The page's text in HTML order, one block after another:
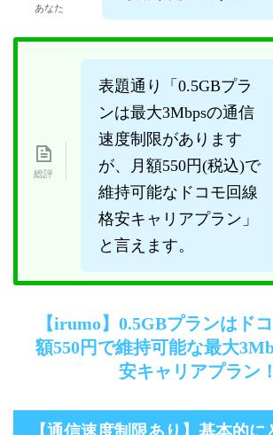
あなた
表題通り「0.5GBプラ
ンは最大3Mbpsの通信
速度制限があります
が、月額550円(税込)で
維持可能なドコモ回線
格安キャリアプラン」
と言えます。
【irumo】0.5GBプランはド
額550円で維持可能な最大
安キャリアプラン！
【通信速度制限あり】基本的